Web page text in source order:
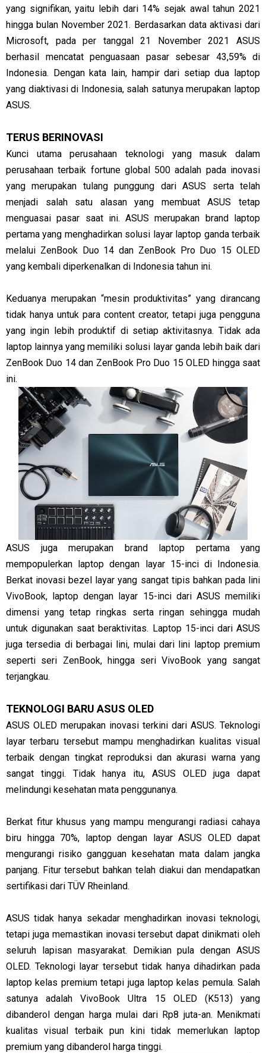
yang signifikan, yaitu lebih dari 14% sejak awal tahun 2021
hingga bulan November 2021. Berdasarkan data aktivasi dari
Microsoft, pada per tanggal 21 November 2021 ASUS
berhasil mencatat penguasaan pasar sebesar 43,59% di
Indonesia. Dengan kata lain, hampir dari setiap dua laptop
yang diaktivasi di Indonesia, salah satunya merupakan laptop
ASUS.
TERUS BERINOVASI
Kunci utama perusahaan teknologi yang masuk dalam
perusahaan terbaik fortune global 500 adalah pada inovasi
yang merupakan tulang punggung dari ASUS serta telah
menjadi salah satu alasan yang membuat ASUS tetap
menguasai pasar saat ini. ASUS merupakan brand laptop
pertama yang menghadirkan solusi layar laptop ganda terbaik
melalui ZenBook Duo 14 dan ZenBook Pro Duo 15 OLED
yang kembali diperkenalkan di Indonesia tahun ini.
Keduanya merupakan “mesin produktivitas” yang dirancang
tidak hanya untuk para content creator, tetapi juga pengguna
yang ingin lebih produktif di setiap aktivitasnya. Tidak ada
laptop lainnya yang memiliki solusi layar ganda lebih baik dari
ZenBook Duo 14 dan ZenBook Pro Duo 15 OLED hingga saat
ini.
ASUS juga merupakan brand laptop pertama yang
mempopulerkan laptop dengan layar 15-inci di Indonesia.
Berkat inovasi bezel layar yang sangat tipis bahkan pada lini
VivoBook, laptop dengan layar 15-inci dari ASUS memiliki
dimensi yang tetap ringkas serta ringan sehingga mudah
untuk digunakan saat beraktivitas. Laptop 15-inci dari ASUS
juga tersedia di berbagai lini, mulai dari lini laptop premium
seperti seri ZenBook, hingga seri VivoBook yang sangat
terjangkau.
TEKNOLOGI BARU ASUS OLED
ASUS OLED merupakan inovasi terkini dari ASUS. Teknologi
layar terbaru tersebut mampu menghadirkan kualitas visual
terbaik dengan tingkat reproduksi dan akurasi warna yang
sangat tinggi. Tidak hanya itu, ASUS OLED juga dapat
melindungi kesehatan mata penggunanya.
Berkat fitur khusus yang mampu mengurangi radiasi cahaya
biru hingga 70%, laptop dengan layar ASUS OLED dapat
mengurangi risiko gangguan kesehatan mata dalam jangka
panjang. Fitur tersebut bahkan telah diakui dan mendapatkan
sertifikasi dari TÜV Rheinland.
ASUS tidak hanya sekadar menghadirkan inovasi teknologi,
tetapi juga memastikan inovasi tersebut dapat dinikmati oleh
seluruh lapisan masyarakat. Demikian pula dengan ASUS
OLED. Teknologi layar tersebut tidak hanya dihadirkan pada
laptop kelas premium tetapi juga laptop kelas pemula. Salah
satunya adalah VivoBook Ultra 15 OLED (K513) yang
dibanderol dengan harga mulai dari Rp8 juta-an. Menikmati
kualitas visual terbaik pun kini tidak memerlukan laptop
premium yang dibanderol harga tinggi.